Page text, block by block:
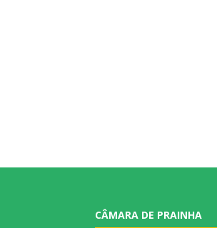
CÂMARA DE PRAINHA